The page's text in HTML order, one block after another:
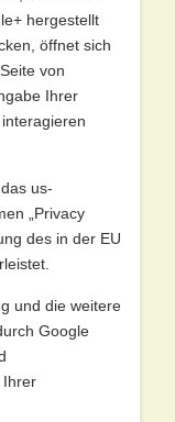
hergestellt
öffnet sich
von
Ihrer
us-
„Privacy
des in der EU
und die weitere
Google
Ihrer